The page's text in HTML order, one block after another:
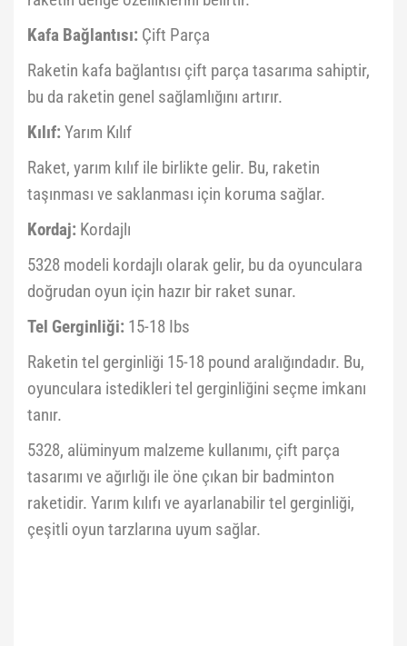
Kafa Bağlantısı: Çift Parça
Raketin kafa bağlantısı çift parça tasarıma sahiptir,
bu da raketin genel sağlamlığını artırır.
Kılıf: Yarım Kılıf
Raket, yarım kılıf ile birlikte gelir. Bu, raketin
taşınması ve saklanması için koruma sağlar.
Kordaj: Kordajlı
5328 modeli kordajlı olarak gelir, bu da oyunculara
doğrudan oyun için hazır bir raket sunar.
Tel Gerginliği: 15-18 Ibs
Raketin tel gerginliği 15-18 pound aralığındadır. Bu,
oyunculara istedikleri tel gerginliğini seçme imkanı
tanır.
5328, alüminyum malzeme kullanımı, çift parça
tasarımı ve ağırlığı ile öne çıkan bir badminton
raketidir. Yarım kılıfı ve ayarlanabilir tel gerginliği,
çeşitli oyun tarzlarına uyum sağlar.